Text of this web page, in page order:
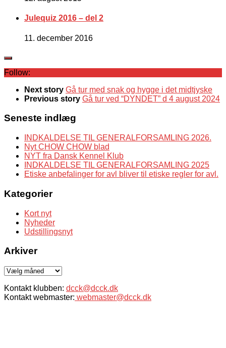
Julequiz 2016 – del 2
11. december 2016
Follow:
Next story Gå tur med snak og hygge i det midtjyske
Previous story Gå tur ved “DYNDET” d 4 august 2024
Seneste indlæg
INDKALDELSE TIL GENERALFORSAMLING 2026.
Nyt CHOW CHOW blad
NYT fra Dansk Kennel Klub
INDKALDELSE TIL GENERALFORSAMLING 2025
Etiske anbefalinger for avl bliver til etiske regler for avl.
Kategorier
Kort nyt
Nyheder
Udstillingsnyt
Arkiver
Arkiver
Kontakt klubben: dcck@dcck.dk
Kontakt webmaster: webmaster@dcck.dk